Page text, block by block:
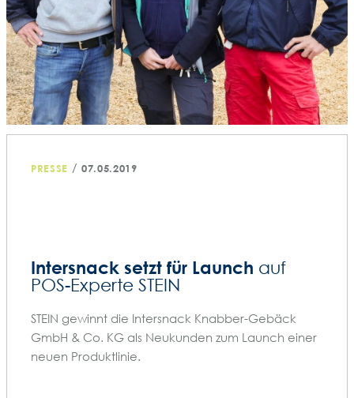
PRESSE /07.05.2019
Intersnack setzt für Launch auf
POS-Experte STEIN
STEIN gewinnt die Intersnack Knabber-Gebäck
GmbH & Co. KG als Neukunden zum Launch einer
neuen Produktlinie.